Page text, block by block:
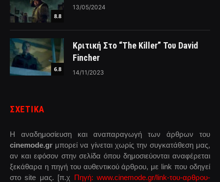
8.8
13/05/2024
6.8
Κριτική Στο “The Killer” Του David
Fincher
14/11/2023
ΣΧΕΤΙΚΑ
Η αναδημοσίευση και αναπαραγωγή των άρθρων του
cinemode.gr μπορεί να γίνεται χωρίς την συγκατάθεση μας,
αν και εφόσον στην σελίδα όπου δημοσιεύονται αναφέρεται
ξεκάθαρα η πηγή του αυθεντικού άρθρου, με link που οδηγεί
στο site μας. [π.χ Πηγή: www.cinemode.gr/link-του-αρθρου-